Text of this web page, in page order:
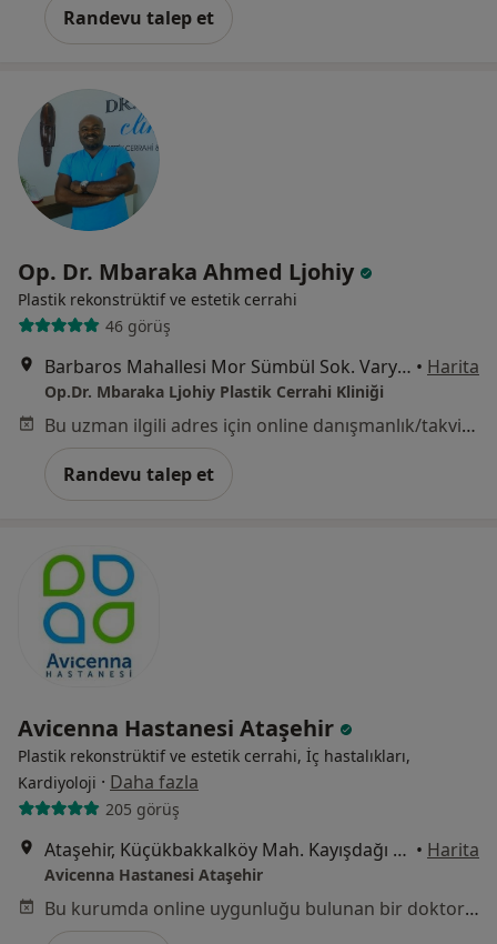
Randevu talep et
Op. Dr. Mbaraka Ahmed Ljohiy
Plastik rekonstrüktif ve estetik cerrahi
46 görüş
Barbaros Mahallesi Mor Sümbül Sok. Varyap Meridian I Blok Kat:8 Daire:103, 34746 Ataşehir/İstanbul, İstanbul • Harita
Op.Dr. Mbaraka Ljohiy Plastik Cerrahi Kliniği
Bu uzman ilgili adres için online danışmanlık/takvim sunmuyor.
Randevu talep et
Avicenna Hastanesi Ataşehir
Plastik rekonstrüktif ve estetik cerrahi, İç hastalıkları,
Kardiyoloji · Daha fazla
205 görüş
Ataşehir, Küçükbakkalköy Mah. Kayışdağı Cad. No:47 İstanbul, Ataşehir • Harita
Avicenna Hastanesi Ataşehir
Bu kurumda online uygunluğu bulunan bir doktor veya uzman bulunamadı